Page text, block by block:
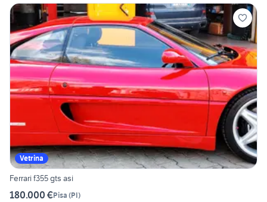
Vetrina
Ferrari f355 gts asi
180.000 €Pisa (PI)